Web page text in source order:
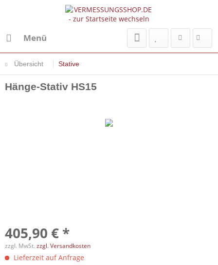
Menü
Übersicht Stative
Hänge-Stativ HS15
405,90 € *
zzgl. MwSt. zzgl. Versandkosten
Lieferzeit auf Anfrage